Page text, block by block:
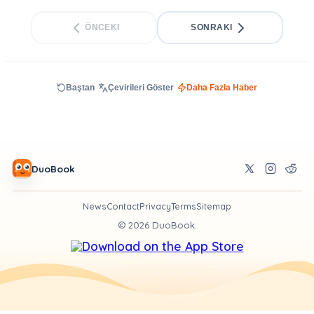
ÖNCEKI SONRAKI
Baştan Çevirileri Göster Daha Fazla Haber
DuoBook
NewsContactPrivacyTermsSitemap
© 2026DuoBook.